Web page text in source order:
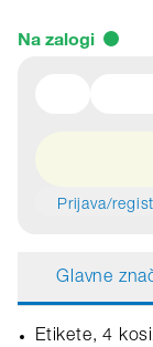
Na zalogi
Prijava/
Glavne
Etikete, 4